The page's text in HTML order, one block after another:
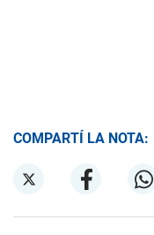
COMPARTÍ LA NOTA: